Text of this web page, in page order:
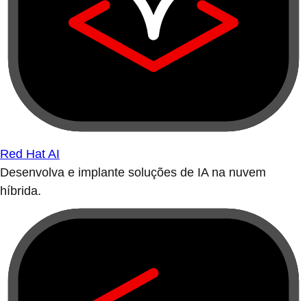
Red Hat AI
Desenvolva e implante soluções de IA na nuvem
híbrida.